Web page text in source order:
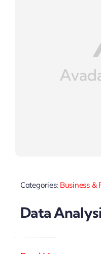
Categories: Business &
Data